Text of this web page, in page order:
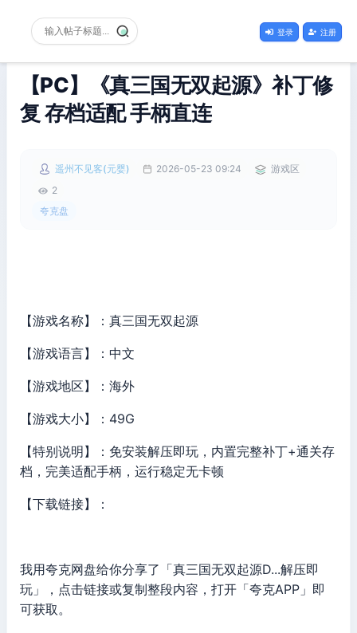
登录 注册
【PC】《真三国无双起源》补丁修
复 存档适配 手柄直连
遥州不见客(元婴) 2026-05-23 09:24
游戏区
2
夸克盘
【游戏名称】：真三国无双起源
【游戏语言】：中文
【游戏地区】：海外
【游戏大小】：49G
【特别说明】：免安装解压即玩，内置完整补丁+通关存
档，完美适配手柄，运行稳定无卡顿
【下载链接】：
我用夸克网盘给你分享了「真三国无双起源D...解压即
玩」，点击链接或复制整段内容，打开「夸克APP」即
可获取。